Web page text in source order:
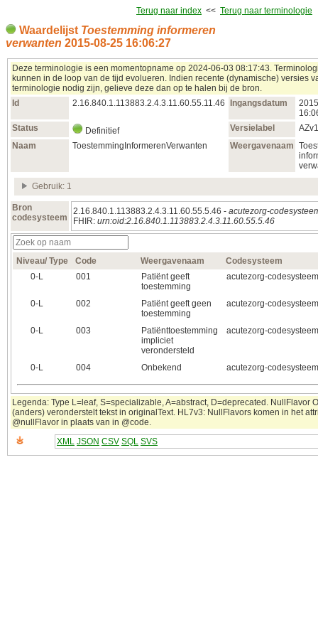
Terug naar index << Terug naar terminologie
Waardelijst Toestemming informeren
verwanten 2015‑08‑25 16:06:27
Deze terminologie is een momentopname op 2024‑06‑03 08:17:43.
kunnen in de loop van de tijd evolueren. Indien recente (dynamische) versies
terminologie nodig zijn, gelieve deze dan op te halen bij de bron.
Id
2.16.840.1.113883.2.4.3.11.60.55.11.46 Ingangsdatum
Status
Definitief Versielabel
AZv1
Naam
ToestemmingInformerenVerwanten Weergavenaam
Gebruik: 1
Bron
codesysteem
2.16.840.1.113883.2.4.3.11.60.55.5.46 - acutezorg-
FHIR: urn:oid:2.16.840.1.113883.2.4.3.11.60.55.5.46
Niveau/ Type Code Weergavenaam
Codesysteem
0‑L
001
Patiënt geeft
toestemming
acutezorg-
0‑L 002
Patiënt geeft geen
toestemming
acutezorg-
0‑L 003
Patiënttoestemming
impliciet
verondersteld
acutezorg-
0‑L 004 Onbekend acutezorg-
Legenda: Type L=leaf, S=specializable, A=abstract, D=deprecated. NullFlavor
(anders) veronderstelt tekst in originalText. HL7v3: NullFlavors komen in het
@nullFlavor in plaats van in @code.
XML JSON CSV SQL SVS